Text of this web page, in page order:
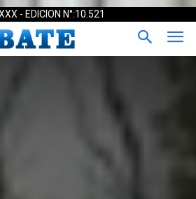
- EDICION N°:10.521